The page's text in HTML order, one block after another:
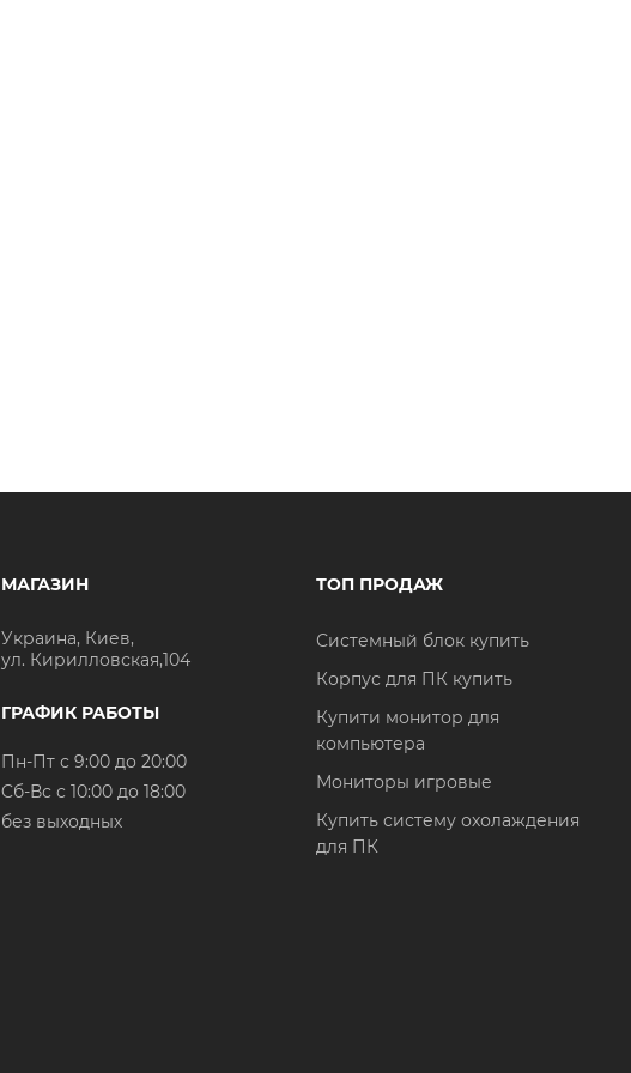
МАГАЗИН
Украина, Киев,
ул. Кирилловская,104
ГРАФИК РАБОТЫ
Пн-Пт с 9:00 до 20:00
Cб-Вс с 10:00 до 18:00
без выходных
ТОП ПРОДАЖ
Системный блок купить
Корпус для ПК купить
Купити монитор для
компьютера
Мониторы игровые
Купить систему охолаждения
для ПК